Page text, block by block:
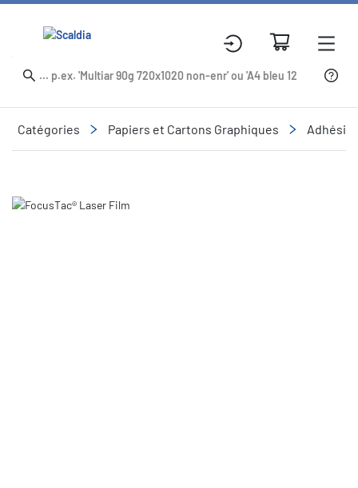
Catégories Papiers et Cartons Graphiques Adhésifs
Slide 1 of 1